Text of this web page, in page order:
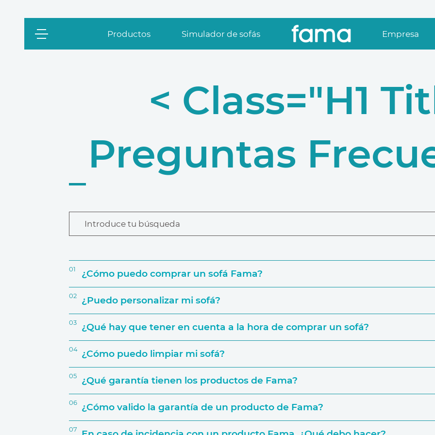
Productos Simulador de sofás Empresa
< Class="h1
Preguntas
Introduce tu búsqueda
01 ¿Cómo puedo comprar un sofá Fama?
02 ¿Puedo personalizar mi sofá?
03 ¿Qué hay que tener en cuenta a la hora de comprar un sofá?
El espacio que va a ocupar
04 ¿Cómo puedo limpiar mi sofá?
05 ¿Qué garantía tienen los productos de Fama?
06 ¿Cómo valido la garantía de un producto de Fama?
07